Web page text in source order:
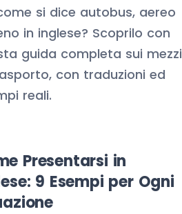
si dice autobus, aereo
in inglese? Scoprilo con
guida completa sui mezzi
con traduzioni ed
reali.
Presentarsi in
9 Esempi per Ogni